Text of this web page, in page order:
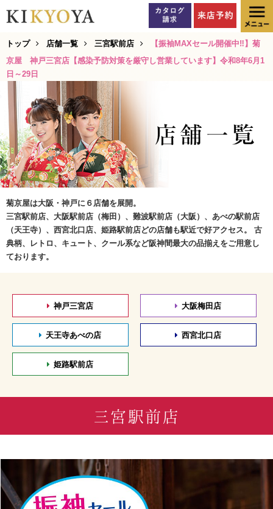
トップ 店舗一覧 三宮駅前店
【振袖MAXセール開催中‼】菊
京屋 神戸三宮店【感染予防対策を厳守し営業しています】令和8年6月1
日～29日
菊京屋は大阪・神戸に６店舗を展開。
三宮駅前店、大阪駅前店（梅田）、難波駅前店（大阪）、あべの駅前店
（天王寺）、西宮北口店、姫路駅前店どの店舗も駅近で好アクセス。 古
典柄、レトロ、キュート、クール系など阪神間最大の品揃えをご用意し
ております。
神戸三宮店 大阪梅田店
天王寺あべの店 西宮北口店
姫路駅前店
三宮駅前店